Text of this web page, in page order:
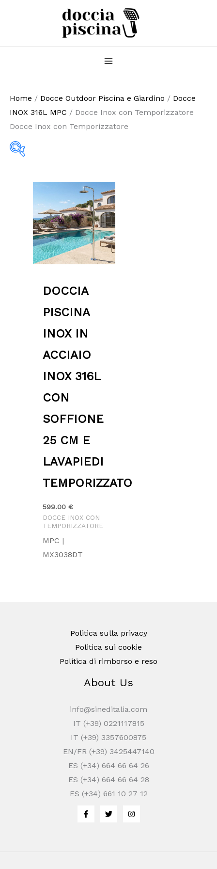
Home / Docce Outdoor Piscina e Giardino / Docce
INOX 316L MPC / Docce Inox con Temporizzatore
Docce Inox con Temporizzatore
Tag prodotto
DOCCIA
PISCINA
INOX IN
ACCIAIO
INOX 316L
CON
SOFFIONE
25 CM E
LAVAPIEDI
TEMPORIZZATO
599.00 €
DOCCE INOX CON
TEMPORIZZATORE
MPC |
MX3038DT
Politica sulla privacy
Politica sui cookie
Politica di rimborso e reso
About Us
info@sineditalia.com
IT (+39) 0221117815
IT (+39) 3357600875
EN/FR (+39) 3425447140
ES (+34) 664 66 64 26
ES (+34) 664 66 64 28
ES (+34) 661 10 27 12